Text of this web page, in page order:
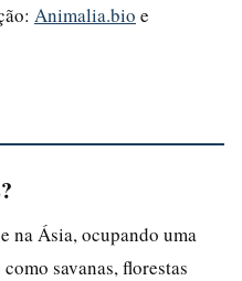
Animalia.bio e
na Ásia, ocupando uma
savanas, florestas